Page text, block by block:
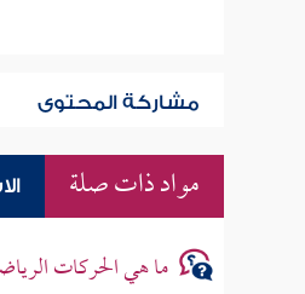
مشاركة المحتوى
مواد ذات صلة
ما هي الحركات